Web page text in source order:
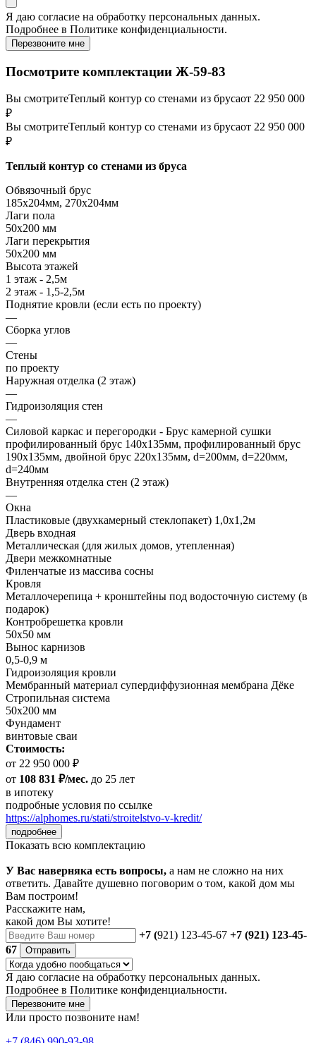
Я даю согласие на обработку персональных данных.
Подробнее в Политике конфиденциальности.
Перезвоните мне
Посмотрите комплектации Ж-59-83
Вы смотритеТеплый контур со стенами из брусаот 22 950 000
₽
Вы смотритеТеплый контур со стенами из брусаот 22 950 000
₽
Теплый контур со стенами из бруса
Обвязочный брус
185х204мм, 270х204мм
Лаги пола
50х200 мм
Лаги перекрытия
50х200 мм
Высота этажей
1 этаж - 2,5м
2 этаж - 1,5-2,5м
Поднятие кровли (если есть по проекту)
—
Сборка углов
—
Стены
по проекту
Наружная отделка (2 этаж)
—
Гидроизоляция стен
—
Силовой каркас и перегородки - Брус камерной сушки
профилированный брус 140х135мм, профилированный брус
190х135мм, двойной брус 220х135мм, d=200мм, d=220мм,
d=240мм
Внутренняя отделка стен (2 этаж)
—
Окна
Пластиковые (двухкамерный стеклопакет) 1,0х1,2м
Дверь входная
Металлическая (для жилых домов, утепленная)
Двери межкомнатные
Филенчатые из массива сосны
Кровля
Металлочерепица + кронштейны под водосточную систему (в
подарок)
Контробрешетка кровли
50х50 мм
Вынос карнизов
0,5-0,9 м
Гидроизоляция кровли
Мембранный материал супердиффузионная мембрана Дёке
Стропильная система
50х200 мм
Фундамент
винтовые сваи
Стоимость:
от 22 950 000 ₽
от 108 831 ₽/мес. до 25 лет
в ипотеку
подробные условия по ссылке
https://alphomes.ru/stati/stroitelstvo-v-kredit/
подробнее
Показать всю комплектацию
У Вас наверняка есть вопросы, а нам не сложно на них
ответить. Давайте душевно поговорим о том, какой дом мы
Вам построим!
Расскажите нам,
какой дом Вы хотите!
+7 (921) 123-45-67 +7 (921) 123-45-
67
Отправить
Я даю согласие на обработку персональных данных.
Подробнее в Политике конфиденциальности.
Перезвоните мне
Или просто позвоните нам!